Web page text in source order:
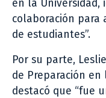
en la Universidad,
colaboración para
de estudiantes”.
Por su parte,
de Preparación en
destacó que “fue